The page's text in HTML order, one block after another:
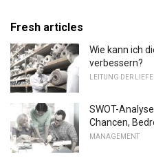
Fresh articles
Wie kann ich
verbessern?
LEITUNG DER
SWOT-
Chancen,
MANAGEMENT